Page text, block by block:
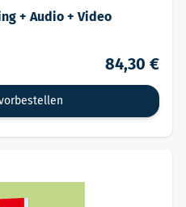
+ Audio + Video
84,30 €